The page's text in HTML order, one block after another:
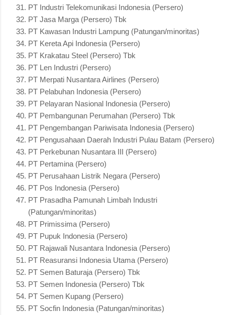
PT Industri Telekomunikasi Indonesia (Persero)
PT Jasa Marga (Persero) Tbk
PT Kawasan Industri Lampung (Patungan/minoritas)
PT Kereta Api Indonesia (Persero)
PT Krakatau Steel (Persero) Tbk
PT Len Industri (Persero)
PT Merpati Nusantara Airlines (Persero)
PT Pelabuhan Indonesia (Persero)
PT Pelayaran Nasional Indonesia (Persero)
PT Pembangunan Perumahan (Persero) Tbk
PT Pengembangan Pariwisata Indonesia (Persero)
PT Pengusahaan Daerah Industri Pulau Batam (Persero)
PT Perkebunan Nusantara III (Persero)
PT Pertamina (Persero)
PT Perusahaan Listrik Negara (Persero)
PT Pos Indonesia (Persero)
PT Prasadha Pamunah Limbah Industri
(Patungan/minoritas)
PT Primissima (Persero)
PT Pupuk Indonesia (Persero)
PT Rajawali Nusantara Indonesia (Persero)
PT Reasuransi Indonesia Utama (Persero)
PT Semen Baturaja (Persero) Tbk
PT Semen Indonesia (Persero) Tbk
PT Semen Kupang (Persero)
PT Socfin Indonesia (Patungan/minoritas)